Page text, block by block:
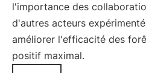
l'importance des
d'autres acteurs
améliorer l'efficacité des
positif maximal.